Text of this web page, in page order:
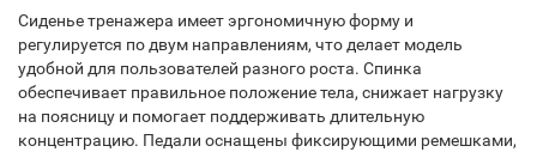
Сиденье тренажера имеет эргономичную форму и
регулируется по двум направлениям, что делает модель
удобной для пользователей разного роста. Спинка
обеспечивает правильное положение тела, снижает нагрузку
на поясницу и помогает поддерживать длительную
концентрацию. Педали оснащены фиксирующими ремешками,